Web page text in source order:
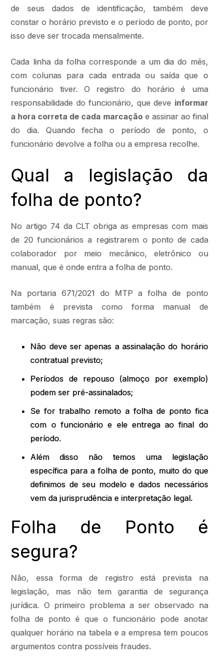
de seus dados de identificação, também deve
constar o horário previsto e o período de ponto, por
isso deve ser trocada mensalmente.
Cada linha da folha corresponde a um dia do mês,
com colunas para cada entrada ou saída que o
funcionário tiver. O registro do horário é uma
responsabilidade do funcionário, que deve informar
a hora correta de cada marcaçãoe assinar ao final
do dia. Quando fecha o período de ponto, o
funcionário devolve a folha ou a empresa recolhe.
Qual a legislação da
folha de ponto?
No artigo 74 da CLT obriga as empresas com mais
de 20 funcionários a registrarem o ponto de cada
colaborador por meio mecânico, eletrônico ou
manual, que é onde entra a folha de ponto.
Na portaria 671/2021 do MTP a folha de ponto
também é prevista como forma manual de
marcação, suas regras são:
Não deve ser apenas a assinalação do horário
contratual previsto;
Períodos de repouso (almoço por exemplo)
podem ser pré-assinalados;
Se for trabalho remoto a folha de ponto fica
com o funcionário e ele entrega ao final do
período.
Além disso não temos uma legislação
específica para a folha de ponto, muito do que
definimos de seu modelo e dados necessários
vem da jurisprudência e interpretação legal.
Folha de Ponto é
segura?
Não, essa forma de registro está prevista na
legislação, mas não tem garantia de segurança
jurídica. O primeiro problema a ser observado na
folha de ponto é que o funcionário pode anotar
qualquer horário na tabela e a empresa tem poucos
argumentos contra possíveis fraudes.